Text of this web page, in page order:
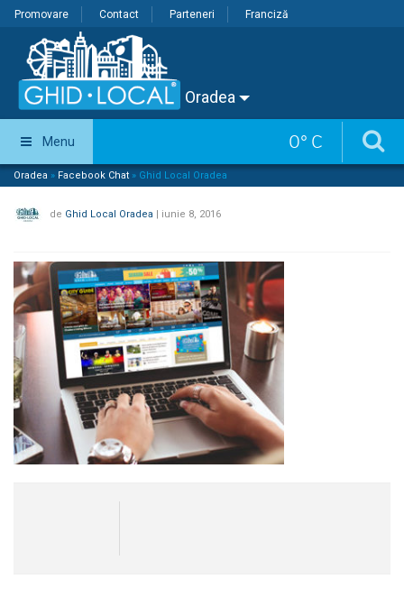
Promovare Contact Parteneri Franciză
Oradea
0° C
Menu
Oradea » Facebook Chat » Ghid Local Oradea
de Ghid Local Oradea | iunie 8, 2016